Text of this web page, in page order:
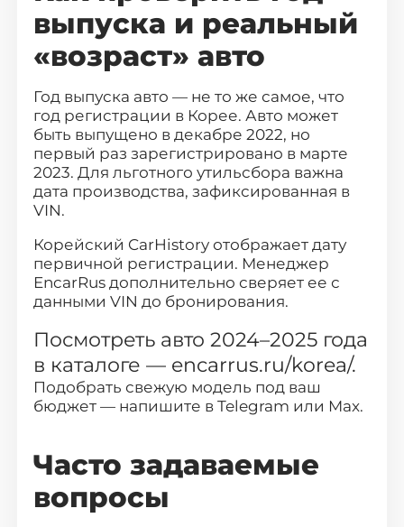
выпуска и реальный
«возраст» авто
Год выпуска авто — не то же самое, что
год регистрации в Корее. Авто может
быть выпущено в декабре 2022, но
первый раз зарегистрировано в марте
2023. Для льготного утильсбора важна
дата производства, зафиксированная в
VIN.
Корейский CarHistory отображает дату
первичной регистрации. Менеджер
EncarRus дополнительно сверяет ее с
данными VIN до бронирования.
Посмотреть авто 2024–2025 года
в каталоге — encarrus.ru/korea/.
Подобрать свежую модель под ваш
бюджет — напишите вTelegram или Max.
Часто задаваемые
вопросы
Барнаул
Ижевск
Хабаровск
Владивосток